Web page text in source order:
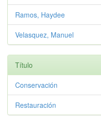
Ramos, Haydee
Velasquez, Manuel
Título
Conservación
Restauración